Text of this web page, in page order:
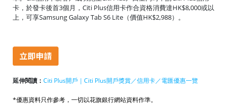
卡，於發卡後首3個月，Citi Plus信用卡作合資格消費達HK$8,000或以
上，可享Samsung Galaxy Tab S6 Lite（價值HK$2,988）。
延伸閱讀： Citi Plus開戶｜Citi Plus開戶獎賞／信用卡／電匯優惠一覽
*優惠資料只作參考，一切以花旗銀行網站資料作準。